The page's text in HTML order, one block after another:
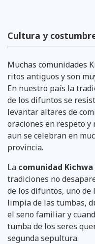
Cultura y
Muchas comunidades
ritos antiguos y son
En nuestro país la
de los difuntos se
levantar altares de
oraciones en respeto
aun se celebran en
provincia.
La comunidad Kichwa
tradiciones no
de los difuntos, uno
limpia de las tumbas,
el seno familiar y
tumba de los seres
segunda sepultura.